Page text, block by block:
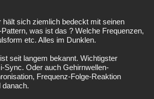
hält sich ziemlich bedeckt mit seinen
was ist das ? Welche Frequenzen,
etc. Alles im Dunklen.
seit langem bekannt. Wichtigster
Sync. Oder auch Gehirnwellen-
Frequenz-Folge-Reaktion
danach.